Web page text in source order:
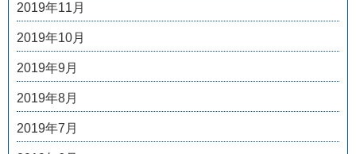
2019年11月
2019年10月
2019年9月
2019年8月
2019年7月